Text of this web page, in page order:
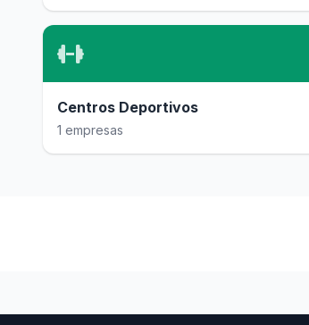
Centros Deportivos
1 empresas